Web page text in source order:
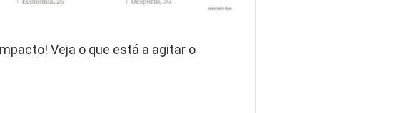
Veja o que está a agitar o